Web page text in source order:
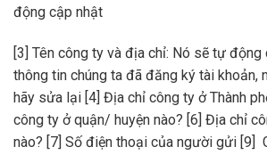
động cập nhật
[3] Tên công ty và địa chỉ: Nó sẽ tự động
thông tin chúng ta đã đăng ký tài khoản,
hãy sửa lại [4] Địa chỉ công ty ở Thành
công ty ở quận/ huyện nào? [6] Địa chỉ
nào? [7] Số điện thoại của người gửi [9]